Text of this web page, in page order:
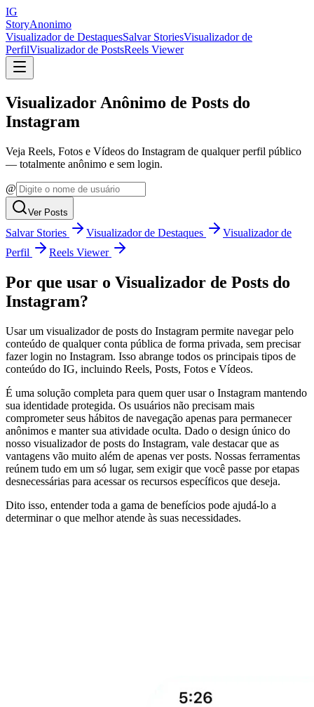
IG
StoryAnonimo
Visualizador de DestaquesSalvar StoriesVisualizador de
PerfilVisualizador de PostsReels Viewer
Visualizador Anônimo de Posts do
Instagram
Veja Reels, Fotos e Vídeos do Instagram de qualquer perfil público
— totalmente anônimo e sem login.
@
Ver Posts
Salvar Stories Visualizador de Destaques
Visualizador de
Perfil
Reels Viewer
Por que usar o Visualizador de Posts do
Instagram?
Usar um visualizador de posts do Instagram permite navegar pelo
conteúdo de qualquer conta pública de forma privada, sem precisar
fazer login no Instagram. Isso abrange todos os principais tipos de
conteúdo do IG, incluindo Reels, Posts, Fotos e Vídeos.
É uma solução completa para quem quer usar o Instagram mantendo
sua identidade protegida. Os usuários não precisam mais
comprometer seus hábitos de navegação apenas para permanecer
anônimos e manter sua atividade oculta. Dado o design único do
nosso visualizador de posts do Instagram, vale destacar que as
vantagens vão muito além de apenas ver posts. Nossas ferramentas
reúnem tudo em um só lugar, sem exigir que você passe por etapas
desnecessárias para acessar os recursos específicos que deseja.
Dito isso, entender toda a gama de benefícios pode ajudá-lo a
determinar o que melhor atende às suas necessidades.